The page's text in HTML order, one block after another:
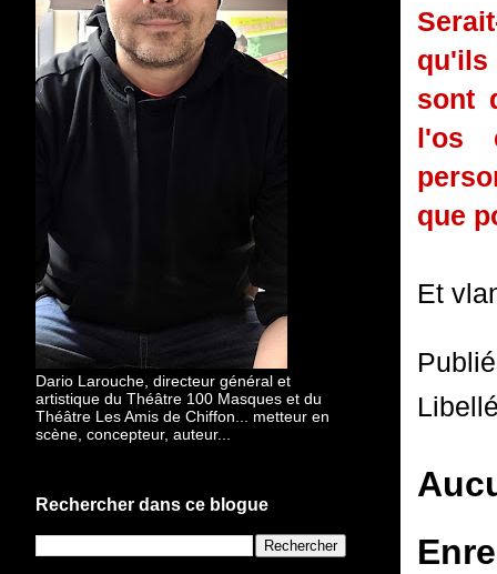
qu'ils
sont
l'os
que
Et
Dario Larouche, directeur général et
artistique du Théâtre 100 Masques et du
Théâtre Les Amis de Chiffon... metteur en
scène, concepteur, auteur...
Rechercher dans ce blogue